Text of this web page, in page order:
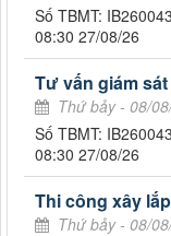
Số TBMT:
08:30 27/08/26
Tư vấn giám
Thứ bảy - 08/
Số TBMT:
08:30 27/08/26
Thi công xây lắp
Thứ bảy - 08/